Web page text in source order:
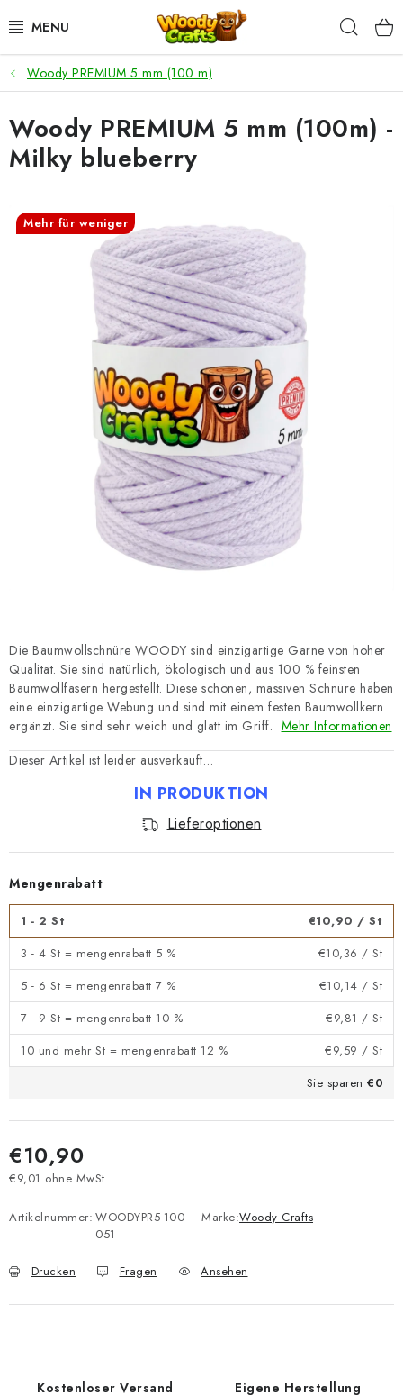
Inhalt
HÄKELN
FLECHTEN
BASTELSETS
ZUBEHÖR ZUM HÄKELN
WOODY GARN
WOODY PREMIUM 5 MM
Zahlung & Versand
Nachhaltigkeit
Rücksendungen und Reklamationen
Kontakt
AGB
Datenschutzerklärung
Impressum
Woody PREMIUM 5 mm (100 m)
Die Baumwollschnüre WOODY sind einzigartige Garne von hoher
Qualität. Sie sind natürlich, ökologisch und aus 100 % feinsten
Baumwollfasern hergestellt. Diese schönen, massiven Schnüre haben
eine einzigartige Webung und sind mit einem festen Baumwollkern
ergänzt. Sie sind sehr weich und glatt im Griff. Mehr Informationen
Dieser Artikel ist leider ausverkauft…
IN PRODUKTION
Lieferoptionen
Mengenrabatt
1 - 2 St €10,90 / St
3 - 4 St = mengenrabatt 5 %
€10,36 / St
5 - 6 St = mengenrabatt 7 %
€10,14 / St
7 - 9 St = mengenrabatt 10 %
€9,81 / St
10 und mehr St = mengenrabatt 12 %
€9,59 / St
Sie sparen €0
€10,90
€9,01 ohne MwSt.
Artikelnummer: WOODYPR5-100-
051
Marke:Woody Crafts
Drucken Fragen Ansehen
Woody PREMIUM 5 mm (100m) -
Milky blueberry
Mehr für weniger
Kostenloser Versand Eigene Herstellung